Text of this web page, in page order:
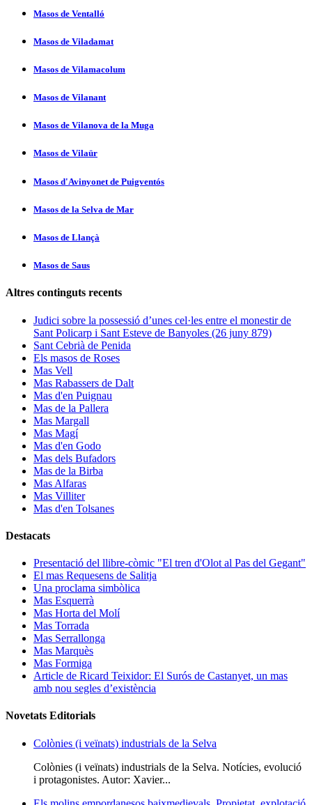
Masos de Ventalló
Masos de Viladamat
Masos de Vilamacolum
Masos de Vilanant
Masos de Vilanova de la Muga
Masos de Vilaür
Masos d'Avinyonet de Puigventós
Masos de la Selva de Mar
Masos de Llançà
Masos de Saus
Altres continguts recents
Judici sobre la possessió d’unes cel·les entre el monestir de
Sant Policarp i Sant Esteve de Banyoles (26 juny 879)
Sant Cebrià de Penida
Els masos de Roses
Mas Vell
Mas Rabassers de Dalt
Mas d'en Puignau
Mas de la Pallera
Mas Margall
Mas Magí
Mas d'en Godo
Mas dels Bufadors
Mas de la Birba
Mas Alfaras
Mas Villiter
Mas d'en Tolsanes
Destacats
Presentació del llibre-còmic "El tren d'Olot al Pas del Gegant"
El mas Requesens de Salitja
Una proclama simbòlica
Mas Esquerrà
Mas Horta del Molí
Mas Torrada
Mas Serrallonga
Mas Marquès
Mas Formiga
Article de Ricard Teixidor: El Surós de Castanyet, un mas
amb nou segles d’existència
Novetats Editorials
Colònies (i veïnats) industrials de la Selva
Colònies (i veïnats) industrials de la Selva. Notícies, evolució
i protagonistes. Autor: Xavier...